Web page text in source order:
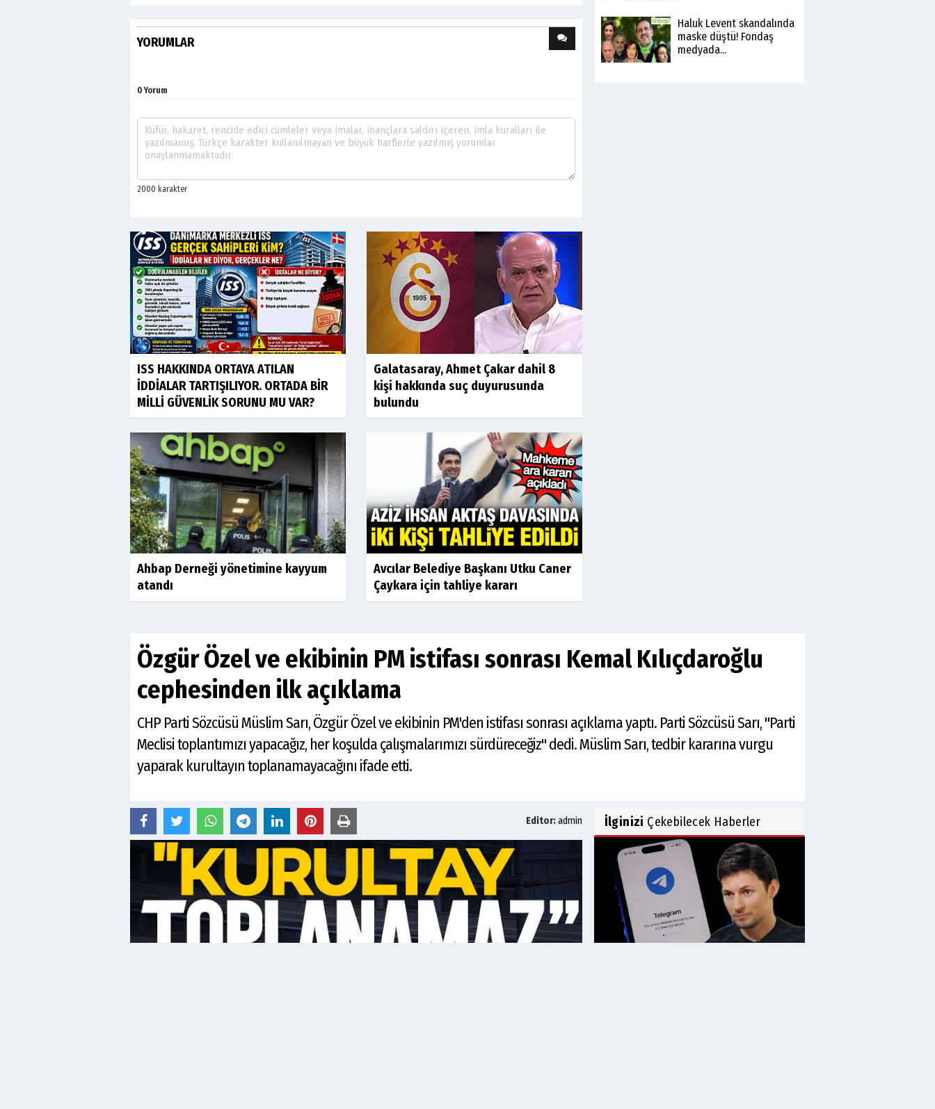
YORUMLAR
0 Yorum
ISS HAKKINDA ORTAYA ATILAN
İDDİALAR TARTIŞILIYOR. ORTADA BİR
MİLLİ GÜVENLİK SORUNU MU VAR?
Galatasaray, Ahmet Çakar dahil 8
kişi hakkında suç duyurusunda
bulundu
Ahbap Derneği yönetimine kayyum
atandı
Avcılar Belediye Başkanı Utku Caner
Çaykara için tahliye kararı
Haluk Levent skandalında
maske düştü! Fondaş
medyada...
Özgür Özel ve ekibinin PM istifası sonrası Kemal Kılıçdaroğlu
cephesinden ilk açıklama
CHP Parti Sözcüsü Müslim Sarı, Özgür Özel ve ekibinin PM'den istifası sonrası açıklama yaptı. Parti Sözcüsü Sarı, "Parti
Meclisi toplantımızı yapacağız, her koşulda çalışmalarımızı sürdüreceğiz" dedi. Müslim Sarı, tedbir kararına vurgu
yaparak kurultayın toplanamayacağını ifade etti.
Editor:admin İlginizi Çekebilecek Haberler